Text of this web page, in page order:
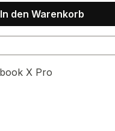
In den Warenkorb